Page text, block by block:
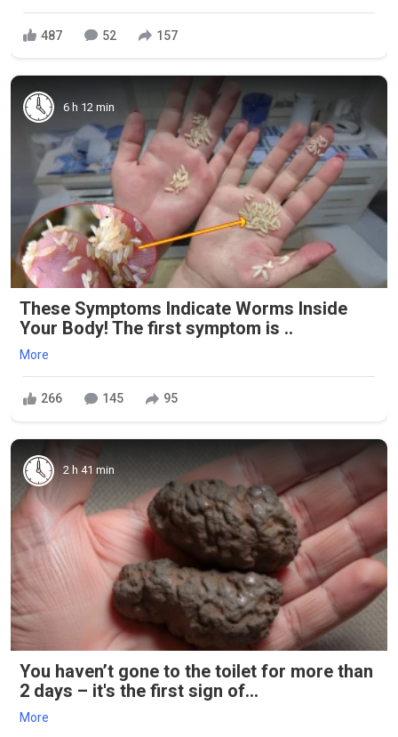
487 52 157
6 h 12 min
These Symptoms Indicate Worms Inside
Your Body! The first symptom is ..
More
266 145 95
2 h 41 min
You haven’t gone to the toilet for more than
2 days – it's the first sign of...
More